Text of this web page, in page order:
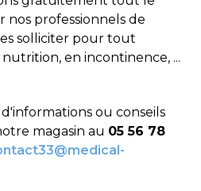
nos professionnels de
solliciter pour tout
en incontinence, ...
ou conseils
magasin au 05 56 78